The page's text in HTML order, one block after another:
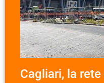
Cagliari, la